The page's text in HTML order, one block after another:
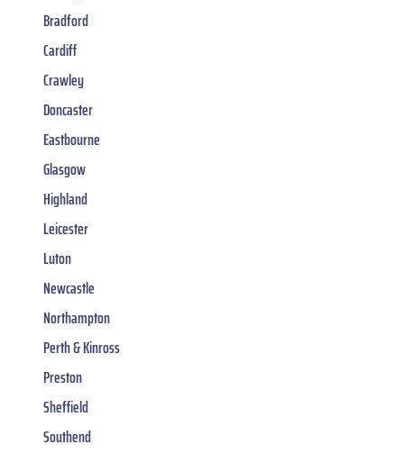
Bradford
Cardiff
Crawley
Doncaster
Eastbourne
Glasgow
Highland
Leicester
Luton
Newcastle
Northampton
Perth & Kinross
Preston
Sheffield
Southend